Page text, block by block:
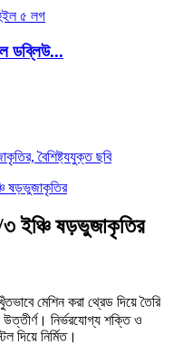
ডব্লিউ...
৩ ইঞ্চি ষড়ভুজাকৃতির
মেশিন করা থ্রেড দিয়ে তৈরি
উত্তীর্ণ। নির্ভরযোগ্য শক্তি ও
দিয়ে নির্মিত।